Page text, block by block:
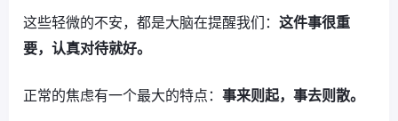
这些轻微的不安，都是大脑在提醒我们： 这件事很重
要，认真对待就好。
正常的焦虑有一个最大的特点： 事来则起，事去则散。